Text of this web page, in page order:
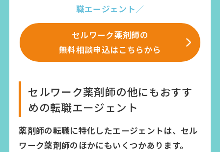
職エージェント／
セルワーク薬剤師の
無料相談申込はこちらから
セルワーク薬剤師の他にもおすす
めの転職エージェント
薬剤師の転職に特化したエージェントは、セル
ワーク薬剤師のほかにもいくつかあります。